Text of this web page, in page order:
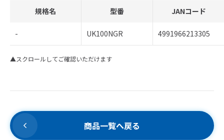
規格名 型番 JANコード
- UK100NGR 4991966213305
▲スクロールしてご確認いただけます
商品一覧へ戻る